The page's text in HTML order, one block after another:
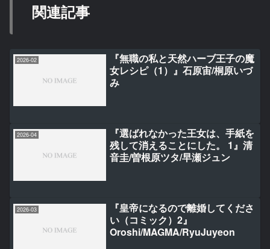
関連記事
2026-02
『無職の私と天然ハーブ王子の魔
女レシピ（1）』石原宙/桐原いづ
み
2026-04
『選ばれなかった王女は、手紙を
残して消えることにした。 1』清
音圭/曽根原ツタ/早瀬ジュン
2026-03
『皇帝になるので離婚してくださ
い（コミック）2』
Oroshi/MAGMA/RyuJuyeon